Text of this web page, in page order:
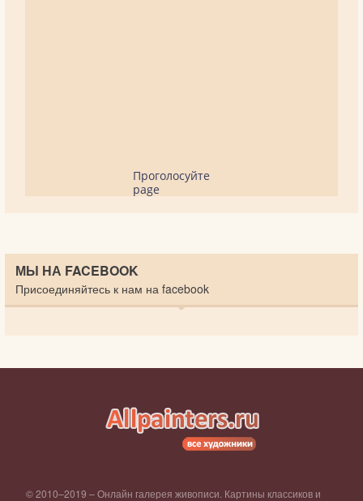
Проголосуйте
page
МЫ НА FACEBOOK
Присоединяйтесь к нам на facebook
© 2010–2019 – Онлайн галерея живописи. Картины классиков и